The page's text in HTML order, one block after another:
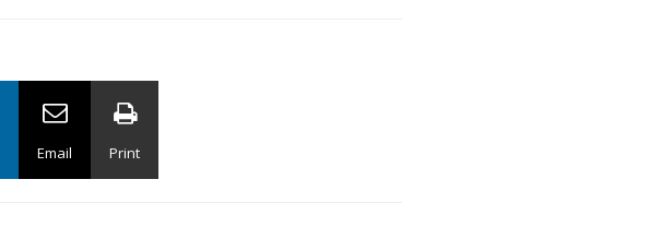
Email Print